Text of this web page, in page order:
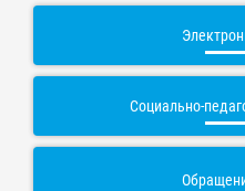
Социально-